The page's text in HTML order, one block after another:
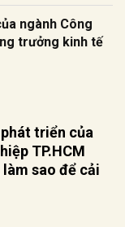
ngành Công
trưởng kinh tế
triển của
TP.HCM
sao để cải